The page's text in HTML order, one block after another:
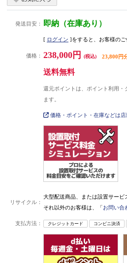
発送目安： 即納（在庫あり）
[ ログイン ]をすると、お客様のご
価格： 238,000円 (税込) 23,800円
送料無料
還元ポイントは、ポイント利用
ます。
価格・ポイント・在庫などは
リサイクル：
大型配送商品、または設置サービ
それ以外のお客様は、「お問い合
支払方法： クレジットカード コンビニ決済